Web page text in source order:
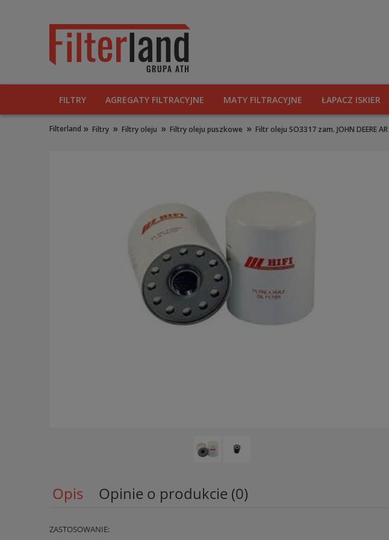
FILTRY AGREGATY FILTRACYJNE MATY FILTRACYJNE ŁAPACZ ISKIER
Filterland » Filtry » Filtry oleju » Filtry oleju puszkowe » Filtr oleju SO3317 zam. JOHN DEERE
Opis Opinie o produkcie (0)
ZASTOSOWANIE: